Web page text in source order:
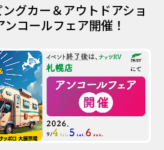
ングカー＆アウトドアショ
コールフェア開催！